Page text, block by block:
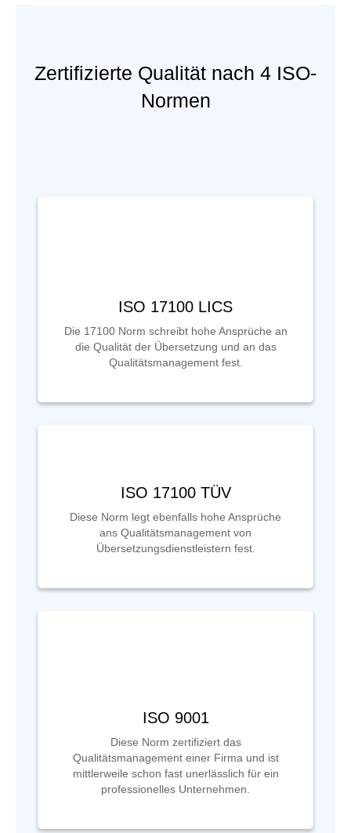
Zertifizierte Qualität nach 4 ISO-
Normen
ISO 17100 LICS
Die 17100 Norm schreibt hohe Ansprüche an
die Qualität der Übersetzung und an das
Qualitätsmanagement fest.
ISO 17100 TÜV
Diese Norm legt ebenfalls hohe Ansprüche
ans Qualitätsmanagement von
Übersetzungsdienstleistern fest.
ISO 9001
Diese Norm zertifiziert das
Qualitätsmanagement einer Firma und ist
mittlerweile schon fast unerlässlich für ein
professionelles Unternehmen.